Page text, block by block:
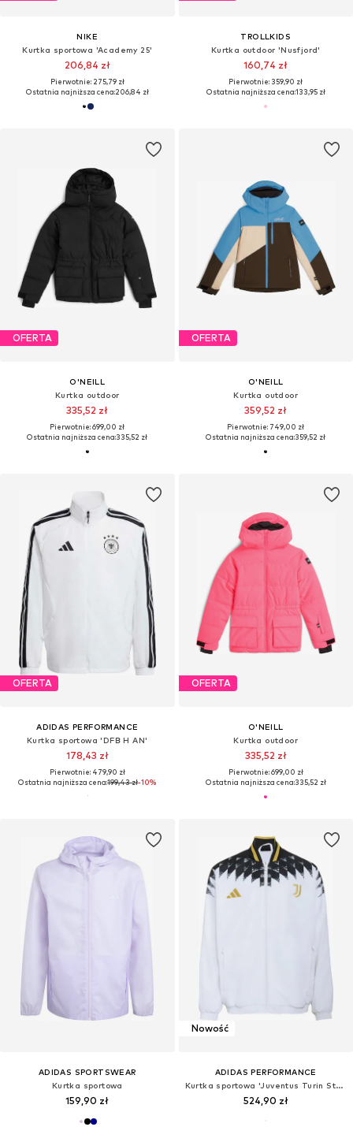
NIKE
Kurtka sportowa 'Academy 25'
206,84 zł
Pierwotnie: 275,79 zł
Ostatnia najniższa cena:206,84 zł
TROLLKIDS
Kurtka outdoor 'Nusfjord'
160,74 zł
Pierwotnie: 359,90 zł
Ostatnia najniższa cena:133,95 zł
OFERTA
O'NEILL
Kurtka outdoor
335,52 zł
Pierwotnie: 699,00 zł
Ostatnia najniższa cena:335,52 zł
OFERTA
O'NEILL
Kurtka outdoor
359,52 zł
Pierwotnie: 749,00 zł
Ostatnia najniższa cena:359,52 zł
OFERTA
ADIDAS PERFORMANCE
Kurtka sportowa 'DFB H AN'
178,43 zł
Pierwotnie: 479,90 zł
Ostatnia najniższa cena:199,43 zł-10%
OFERTA
O'NEILL
Kurtka outdoor
335,52 zł
Pierwotnie: 699,00 zł
Ostatnia najniższa cena:335,52 zł
ADIDAS SPORTSWEAR
Kurtka sportowa
159,90 zł
Nowość
ADIDAS PERFORMANCE
Kurtka sportowa 'Juventus Turin Stadium'
524,90 zł